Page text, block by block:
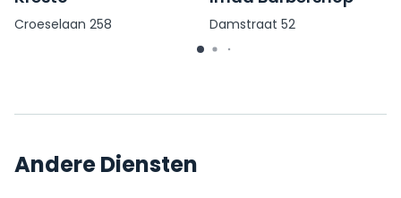
Croeselaan 258 Damstraat 52
Andere Diensten